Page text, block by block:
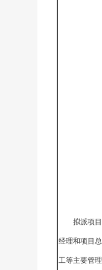
拟派项目
经理和项目总
工等主要管理